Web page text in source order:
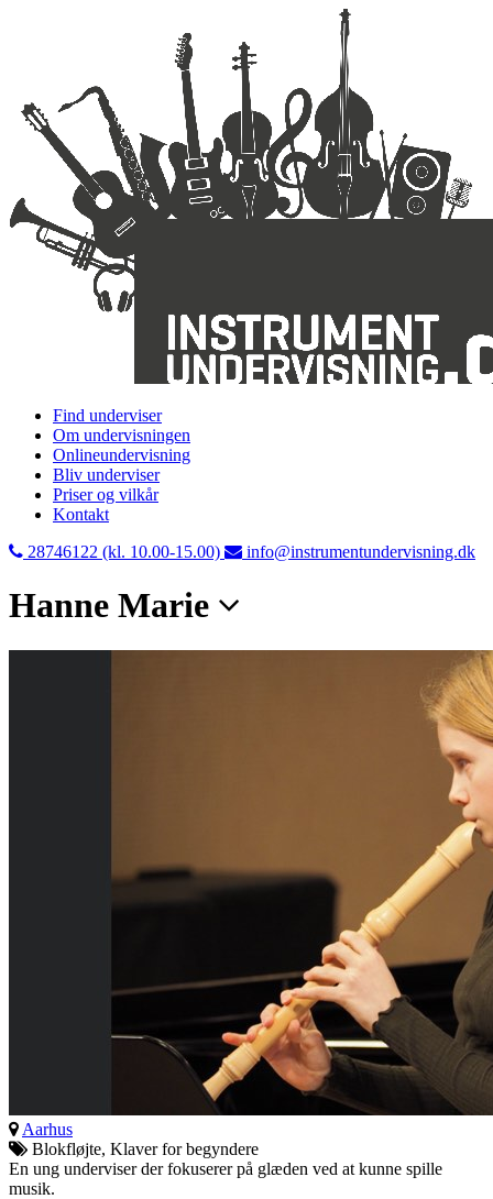
Find underviser
Om undervisningen
Onlineundervisning
Bliv underviser
Priser og vilkår
Kontakt
28746122 (kl. 10.00-15.00)
info@instrumentundervisning.dk
Hanne Marie
Aarhus
Blokfløjte, Klaver for begyndere
En ung underviser der fokuserer på glæden ved at kunne spille
musik.